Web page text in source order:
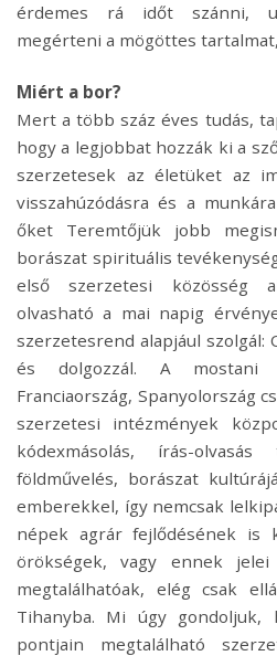
érdemes rá időt szánni,
megérteni a mögöttes
Miért a bor?
Mert a több száz éves tudás,
hogy a legjobbat hozzák ki a
szerzetesek az életüket az
visszahúzódásra és a
őket Teremtőjük jobb
borászat spirituális
első szerzetesi közösség
olvasható a mai napig
szerzetesrend alapjául szolgál:
és dolgozzál. A mostani
Franciaország, Spanyolország
szerzetesi intézmények
kódexmásolás, írás-
földművelés, borászat
emberekkel, így nemcsak
népek agrár fejlődésének is
örökségek, vagy ennek
megtalálhatóak, elég csak
Tihanyba. Mi úgy gondoljuk,
pontjain megtalálható